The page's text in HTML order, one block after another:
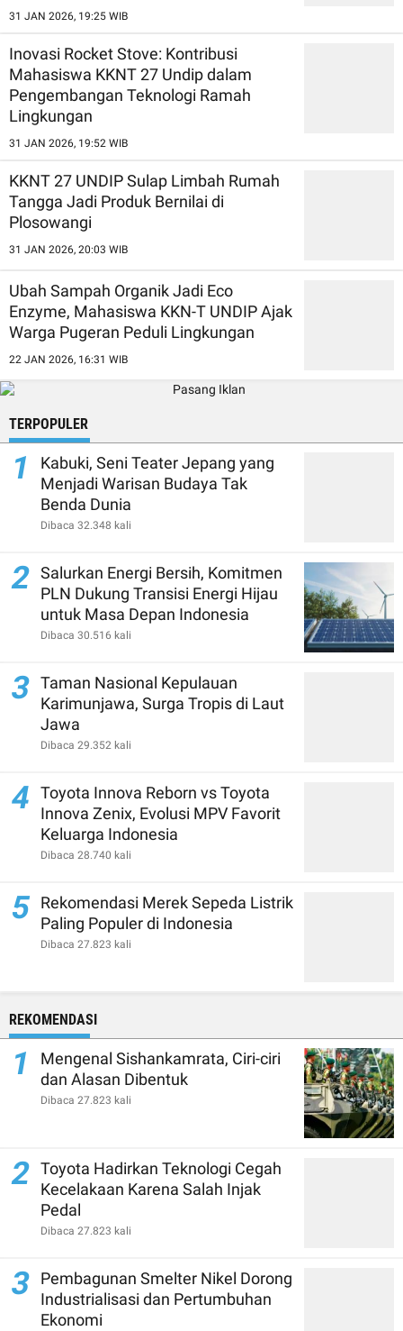
31 JAN 2026, 19:25 WIB
Inovasi Rocket Stove: Kontribusi
Mahasiswa KKNT 27 Undip dalam
Pengembangan Teknologi Ramah
Lingkungan
31 JAN 2026, 19:52 WIB
KKNT 27 UNDIP Sulap Limbah Rumah
Tangga Jadi Produk Bernilai di
Plosowangi
31 JAN 2026, 20:03 WIB
Ubah Sampah Organik Jadi Eco
Enzyme, Mahasiswa KKN-T UNDIP Ajak
Warga Pugeran Peduli Lingkungan
22 JAN 2026, 16:31 WIB
TERPOPULER
1
Kabuki, Seni Teater Jepang yang
Menjadi Warisan Budaya Tak
Benda Dunia
Dibaca 32.348 kali
2 Salurkan Energi Bersih, Komitmen
PLN Dukung Transisi Energi Hijau
untuk Masa Depan Indonesia
Dibaca 30.516 kali
3 Taman Nasional Kepulauan
Karimunjawa, Surga Tropis di Laut
Jawa
Dibaca 29.352 kali
4
Toyota Innova Reborn vs Toyota
Innova Zenix, Evolusi MPV Favorit
Keluarga Indonesia
Dibaca 28.740 kali
5 Rekomendasi Merek Sepeda Listrik
Paling Populer di Indonesia
Dibaca 27.823 kali
REKOMENDASI
1
Mengenal Sishankamrata, Ciri-ciri
dan Alasan Dibentuk
Dibaca 27.823 kali
2 Toyota Hadirkan Teknologi Cegah
Kecelakaan Karena Salah Injak
Pedal
Dibaca 27.823 kali
3
Pembagunan Smelter Nikel Dorong
Industrialisasi dan Pertumbuhan
Ekonomi